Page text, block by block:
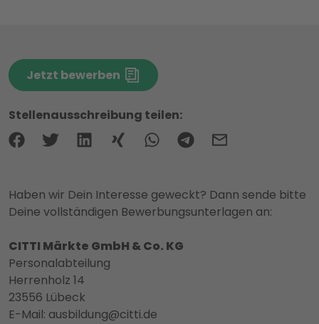
Jetzt bewerben
Stellenausschreibung teilen:
Haben wir Dein Interesse geweckt? Dann sende bitte
Deine vollständigen Bewerbungsunterlagen an:
CITTI Märkte GmbH & Co. KG
Personalabteilung
Herrenholz 14
23556 Lübeck
E-Mail: ausbildung@citti.de